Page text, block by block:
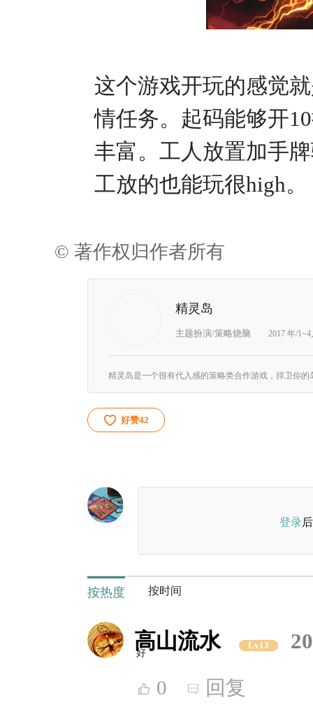
这个游戏开玩的感觉
情任务。起码能够开
丰富。工人放置加手
工放的也能玩很high
© 著作权归作者所有
精灵岛
主题扮演/策略烧脑 2017 年/
好赞42
登录
按热度 按时间
高山流水 Lv13
好
0 回复